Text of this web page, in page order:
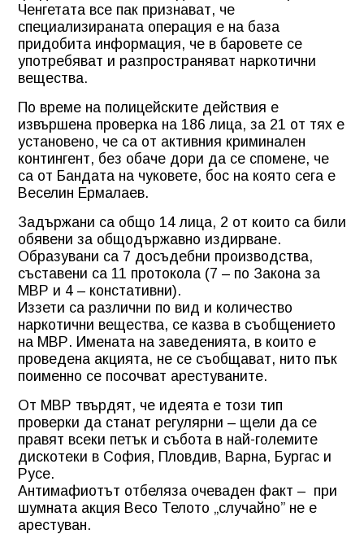
Ченгетата все пак признават, че
специализираната операция е на база
придобита информация, че в баровете се
употребяват и разпространяват наркотични
вещества.
По време на полицейските действия е
извършена проверка на 186 лица, за 21 от тях е
установено, че са от активния криминален
контингент, без обаче дори да се спомене, че
са от Бандата на чуковете, бос на която сега е
Веселин Ермалаев.
Задържани са общо 14 лица, 2 от които са били
обявени за общодържавно издирване.
Образувани са 7 досъдебни производства,
съставени са 11 протокола (7 – по Закона за
МВР и 4 – констативни).
Иззети са различни по вид и количество
наркотични вещества, се казва в съобщението
на МВР. Имената на заведенията, в които е
проведена акцията, не се съобщават, нито пък
поименно се посочват арестуваните.
От МВР твърдят, че идеята е този тип
проверки да станат регулярни – щели да се
правят всеки петък и събота в най-големите
дискотеки в София, Пловдив, Варна, Бургас и
Русе.
Антимафиотът отбеляза очеваден факт – при
шумната акция Весо Телото „случайно” не е
арестуван.